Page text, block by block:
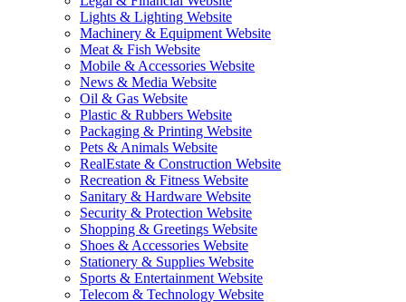
Lights & Lighting Website
Machinery & Equipment Website
Meat & Fish Website
Mobile & Accessories Website
News & Media Website
Oil & Gas Website
Plastic & Rubbers Website
Packaging & Printing Website
Pets & Animals Website
RealEstate & Construction Website
Recreation & Fitness Website
Sanitary & Hardware Website
Security & Protection Website
Shopping & Greetings Website
Shoes & Accessories Website
Stationery & Supplies Website
Sports & Entertainment Website
Telecom & Technology Website